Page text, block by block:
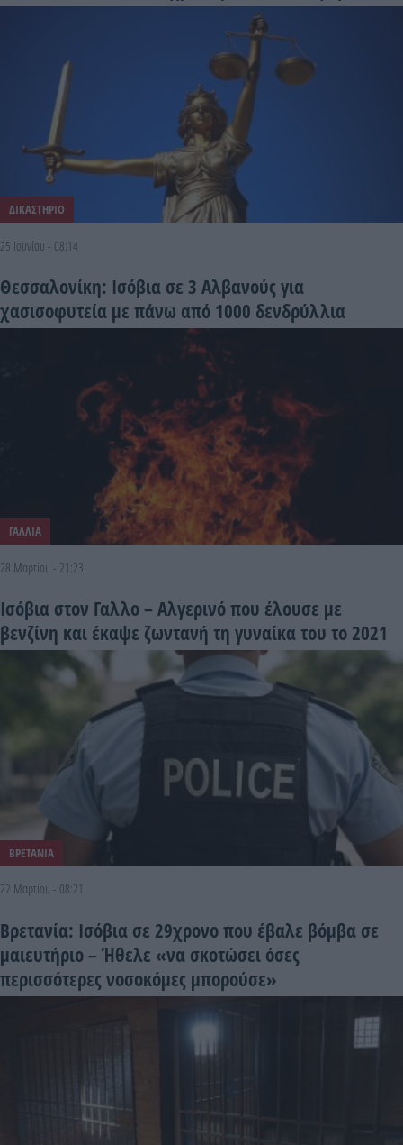
ΔΙΚΑΣΤΗΡΙΟ
25 Ιουνίου - 08:14
Θεσσαλονίκη: Ισόβια σε 3 Αλβανούς για
χασισοφυτεία με πάνω από 1000 δενδρύλλια
ΓΑΛΛΙΑ
28 Μαρτίου - 21:23
Ισόβια στον Γαλλο – Αλγερινό που έλουσε με
βενζίνη και έκαψε ζωντανή τη γυναίκα του το 2021
ΒΡΕΤΑΝΙΑ
22 Μαρτίου - 08:21
Βρετανία: Ισόβια σε 29χρονο που έβαλε βόμβα σε
μαιευτήριο – Ήθελε «να σκοτώσει όσες
περισσότερες νοσοκόμες μπορούσε»